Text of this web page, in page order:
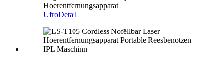
Hoerentfernungsapparat
UfroDetail